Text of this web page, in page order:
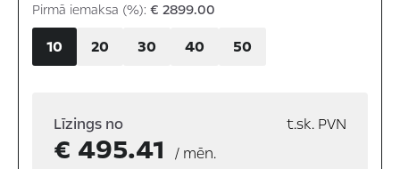
Pirmā iemaksa (%): € 2899.00
10 20 30 40 50
Līzings no
€ 495.41 / mēn.
t.sk. PVN